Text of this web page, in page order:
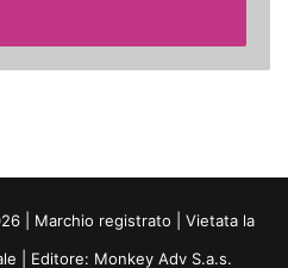
| Marchio registrato | Vietata la
| Editore: Monkey Adv S.a.s.